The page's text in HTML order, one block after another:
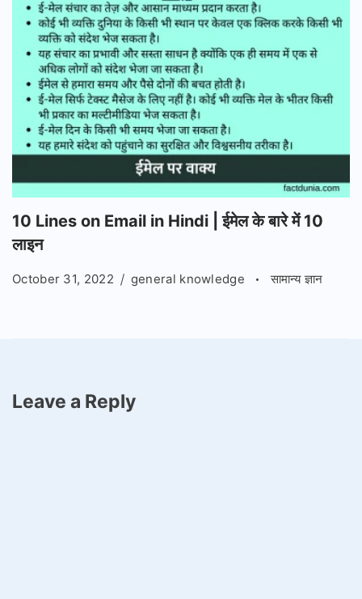
10 Lines on Email in Hindi | ईमेल के बारे में 10
लाइन
October 31, 2022 general knowledge सामान्य ज्ञान
Leave a Reply